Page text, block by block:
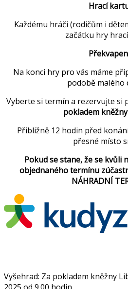
Hrací
Každému hráči (rodičům i
začátku hry
Na konci hry pro vás máme
podobě malého
Vyberte si termín a rezervujte si
pokladem
Přibližně 12 hodin před
přesné místo
Pokud se stane, že se kvůli
objednaného termínu
NÁHRADNÍ
Vyšehrad: Za pokladem kněžny